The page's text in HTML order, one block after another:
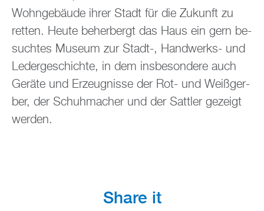
Wohn­ge­bäu­de ihrer Stadt für die Zu­kunft zu
ret­ten. Heute be­her­bergt das Haus ein gern be­
such­tes Mu­se­um zur Stadt-, Hand­werks- und
Le­der­ge­schich­te, in dem ins­be­son­de­re auch
Ge­rä­te und Er­zeug­nis­se der Rot- und Wei­ß­ger­
ber, der Schuh­ma­cher und der Satt­ler ge­zeigt
wer­den.
Share it